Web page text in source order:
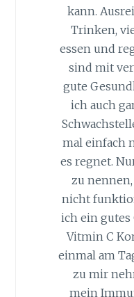
kann.
Trinken,
essen und
sind mit
gute
ich auch
mal einfach
es regnet.
zu
nicht
ich ein gutes
Vitmin C
einmal am
zu mir
mein